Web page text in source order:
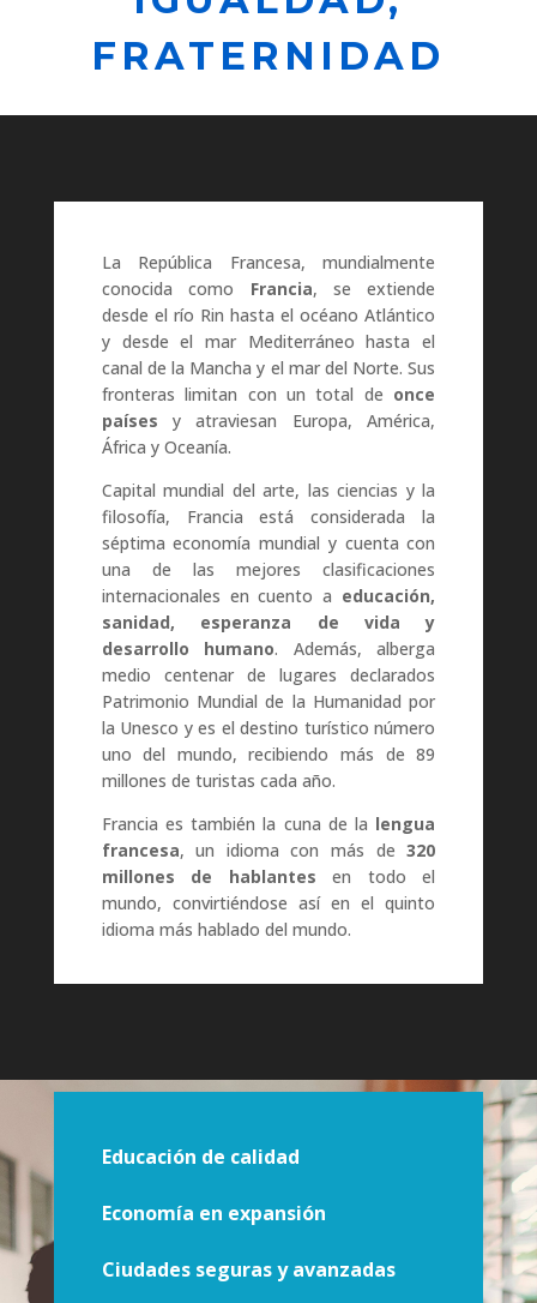
FRATERNIDAD
La República Francesa, mundialmente
conocida como Francia, se extiende
desde el río Rin hasta el océano Atlántico
y desde el mar Mediterráneo hasta el
canal de la Mancha y el mar del Norte. Sus
fronteras limitan con un total de once
países y atraviesan Europa, América,
África y Oceanía.
Capital mundial del arte, las ciencias y la
filosofía, Francia está considerada la
séptima economía mundial y cuenta con
una de las mejoresclasificaciones
internacionales en cuento a educación,
sanidad, esperanza de vida y
desarrollo humano. Además, alberga
medio centenar de lugares declarados
Patrimonio Mundial de la Humanidad por
la Unesco y es el destino turístico número
uno del mundo, recibiendo más de 89
millones de turistas cada año.
Francia es también la cuna de la lengua
francesa, un idioma con más de320
millones de hablantes en todo el
mundo, convirtiéndose así en el quinto
idioma más hablado del mundo.
Educación de calidad
Economía en expansión
Ciudades seguras y avanzadas